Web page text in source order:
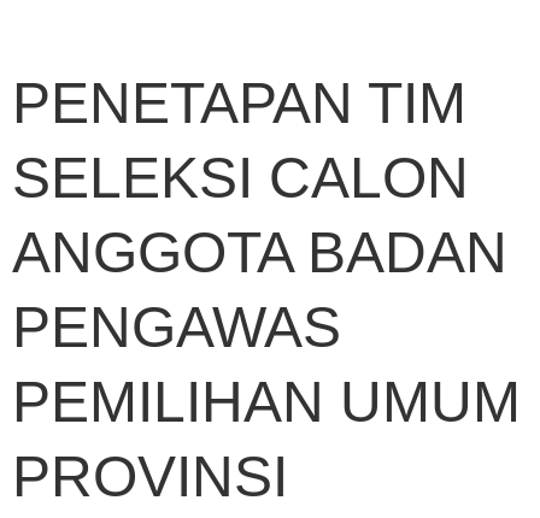
PENETAPAN TIM
SELEKSI CALON
ANGGOTA BADAN
PENGAWAS
PEMILIHAN UMUM
PROVINSI